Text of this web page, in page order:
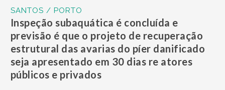
SANTOS / PORTO
Inspeção subaquática é concluída e
previsão é que o projeto de recuperação
estrutural das avarias do píer danificado
seja apresentado em 30 dias re atores
públicos e privados